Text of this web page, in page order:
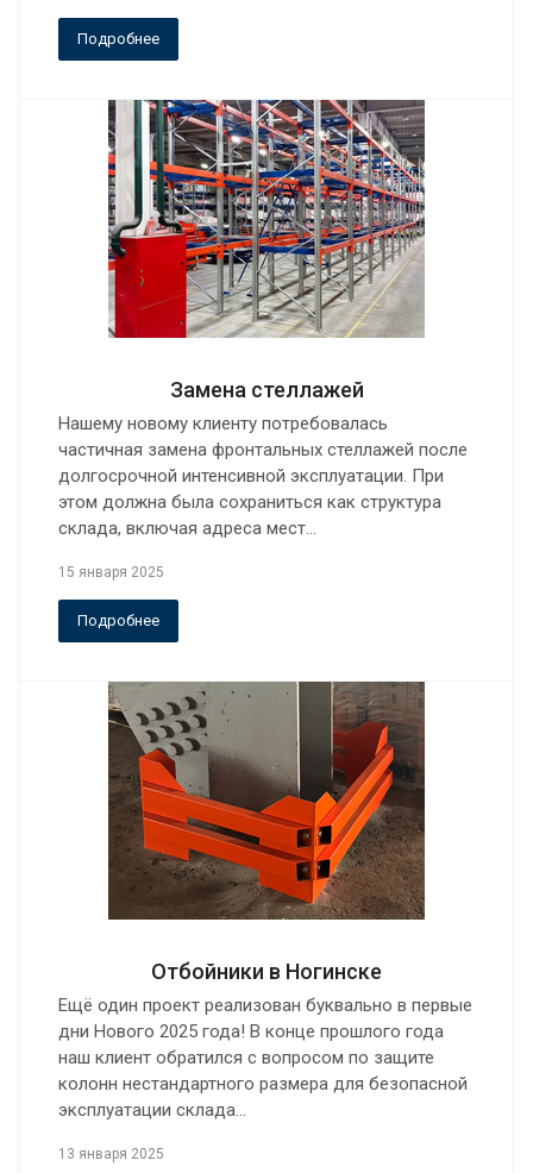
Подробнее
Замена стеллажей
Нашему новому клиенту потребовалась
частичная замена фронтальных стеллажей после
долгосрочной интенсивной эксплуатации. При
этом должна была сохраниться как структура
склада, включая адреса мест…
15 января 2025
Подробнее
Отбойники в Ногинске
Ещё один проект реализован буквально в первые
дни Нового 2025 года! В конце прошлого года
наш клиент обратился с вопросом по защите
колонн нестандартного размера для безопасной
эксплуатации склада…
13 января 2025